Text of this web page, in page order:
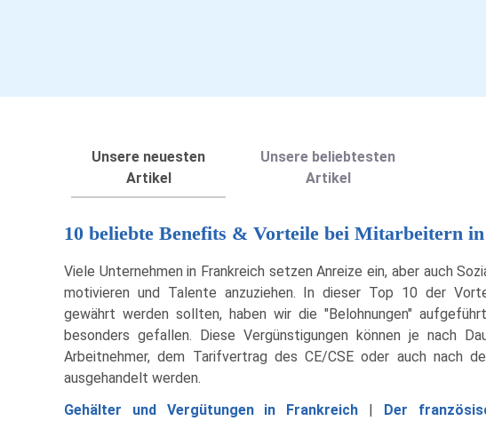
Unsere neuesten
Artikel
Unsere beliebtesten
Artikel
10 beliebte Benefits & Vorteile bei Mitarbeitern
Viele Unternehmen in Frankreich setzen Anreize ein, aber auch
motivieren und Talente anzuziehen. In dieser Top 10 der
gewährt werden sollten, haben wir die "Belohnungen"
besonders gefallen. Diese Vergünstigungen können je nach
Arbeitnehmer, dem Tarifvertrag des CE/CSE oder auch nach
ausgehandelt werden.
Gehälter und Vergütungen in Frankreich | Der